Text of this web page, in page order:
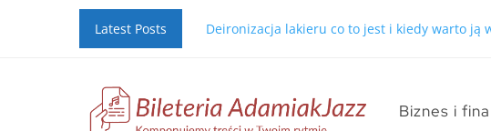
Latest Posts Deironizacja lakieru co to jest i kiedy warto ją
Biznes i